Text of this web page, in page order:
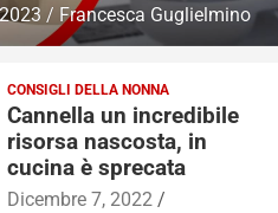
Francesca Guglielmino
CONSIGLI DELLA NONNA
Cannella un incredibile
risorsa nascosta, in
cucina è sprecata
Dicembre 7, 2022